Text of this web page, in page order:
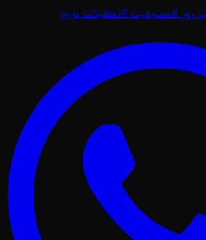
روز#ممنوعیت#تعطیلات نوروز